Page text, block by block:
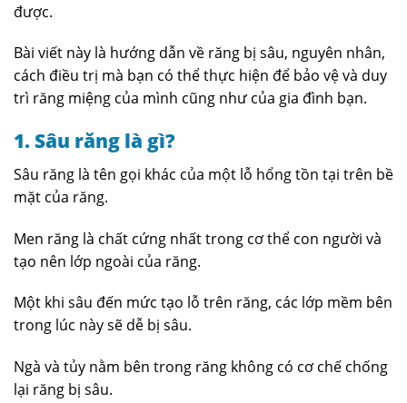
được.
Bài viết này là hướng dẫn về răng bị sâu, nguyên nhân,
cách điều trị mà bạn có thể thực hiện để bảo vệ và duy
trì răng miệng của mình cũng như của gia đình bạn.
1. Sâu răng là gì?
Sâu răng là tên gọi khác của một lỗ hổng tồn tại trên bề
mặt của răng.
Men răng là chất cứng nhất trong cơ thể con người và
tạo nên lớp ngoài của răng.
Một khi sâu đến mức tạo lỗ trên răng, các lớp mềm bên
trong lúc này sẽ dễ bị sâu.
Ngà và tủy nằm bên trong răng không có cơ chế chống
lại răng bị sâu.